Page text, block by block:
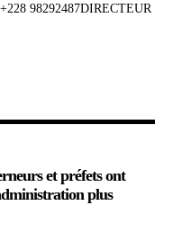
98292487DIRECTEUR
et préfets ont
plus